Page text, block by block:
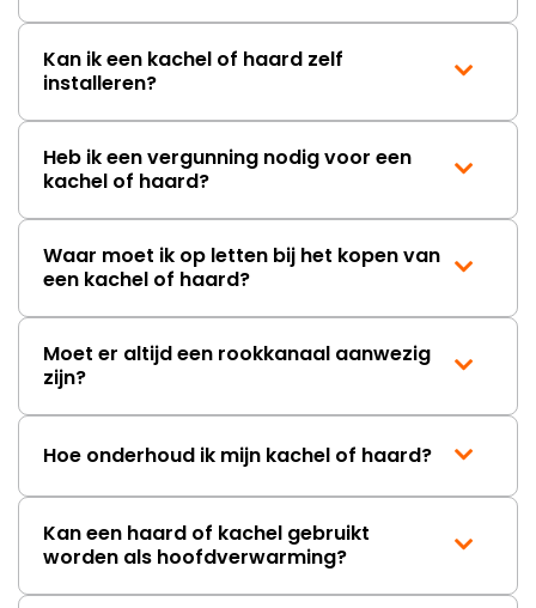
Kan ik een kachel of haard zelf
installeren?
Heb ik een vergunning nodig voor een
kachel of haard?
Waar moet ik op letten bij het kopen van
een kachel of haard?
Moet er altijd een rookkanaal aanwezig
zijn?
Hoe onderhoud ik mijn kachel of haard?
Kan een haard of kachel gebruikt
worden als hoofdverwarming?